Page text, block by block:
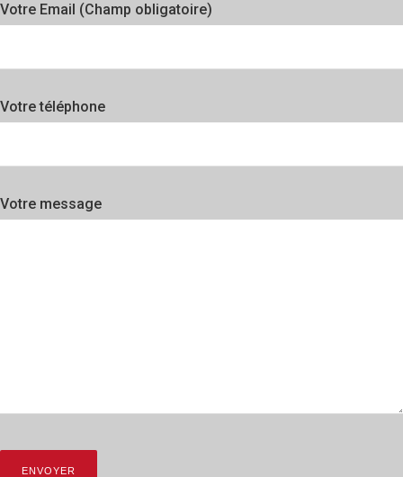
Votre Email (Champ obligatoire)
Votre téléphone
Votre message